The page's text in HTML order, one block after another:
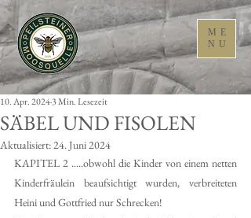
ME
NU
SÄBEL UND FISOLEN
10. Apr. 20243 Min. Lesezeit
Aktualisiert:24. Juni 2024
KAPITEL 2 .....obwohl die Kinder von einem netten
Kinderfräulein beaufsichtigt wurden, verbreiteten
Heini und Gottfried nur Schrecken!